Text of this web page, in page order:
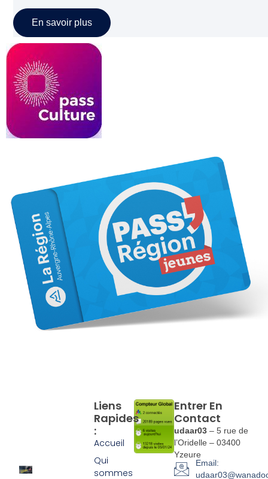
En savoir plus
Liens
Rapides
:
Accueil
Qui
sommes
Entrer En
Contact
udaar03 – 5 rue de
l’Oridelle – 03400
Yzeure
Email: